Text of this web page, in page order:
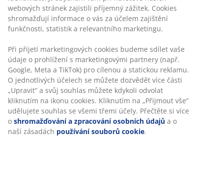
Pořizovací cena 10 000 Kč
Přímá platba 1 000 Kč / 10 %
Počet měsíčních splátek 9
Výše úvěru 9 000 Kč
Roční úroková sazba 0 %
Výše měsíční splátky bez pojištění 1000 Kč
RPSN 15,93 %
Výše pojistného poplatku měsíčně 63 Kč
Výše měsíční splátky (vč. pojištění) 1063 Kč
Celková částka splatná spotřebitelem 9 567 Kč
Doplňující údaje reprezentativního příkladu: Pro účely
výpočtu RPSN platí: měsíc má 30,4167 dnů a rok pak 365 dnů.
webových stránek zajistili příjemný zážitek. Cookies
shromažďují informace o vás za účelem zajištění
funkčnosti, statistik a relevantního marketingu.
Při přijetí marketingových cookies budeme sdílet vaše
údaje o prohlížení s marketingovými partnery (např.
Google, Meta a TikTok) pro cílenou a statickou reklamu.
O jednotlivých účelech se můžete dozvědět více části
„Upravit“ a svůj souhlas můžete kdykoli odvolat
kliknutím na ikonu cookies. Kliknutím na „Přijmout vše“
udělujete souhlas se všemi třemi účely. Přečtěte si více
o shromažďování a zpracování osobních údajů a o
naší zásadách používání souborů cookie.